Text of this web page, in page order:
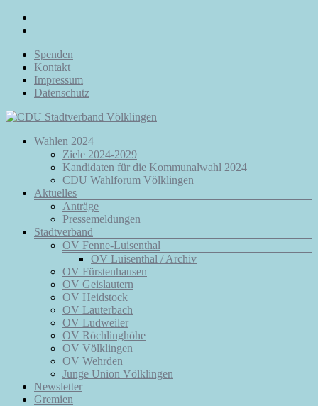
Zum
Inhalt
Spenden
Kontakt
Impressum
Datenschutz
CDU
Stadtverband
Völklingen
Euch.
Menü
Wahlen 2024
Ziele 2024-2029
Kandidaten für die Kommunalwahl 2024
CDU Wahlforum Völklingen
Aktuelles
Anträge
Pressemeldungen
Stadtverband
OV Fenne-Luisenthal
OV Luisenthal / Archiv
OV Fürstenhausen
OV Geislautern
OV Heidstock
OV Lauterbach
OV Ludweiler
OV Röchlinghöhe
OV Völklingen
OV Wehrden
Junge Union Völklingen
Newsletter
Gremien